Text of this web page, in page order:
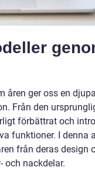
åren ger oss en
Från den
förbättrat och
funktioner. I denna
från deras design
och nackdelar.